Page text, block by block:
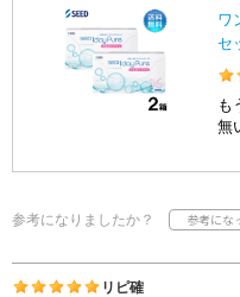
ワ
セ
も
無
参考になりましたか？
リピ確